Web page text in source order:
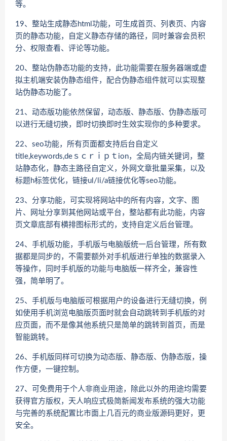
等。
19、整站生成静态html功能，可生成首页、列表页、内容
页的静态功能，自定义静态存储的路径，同时兼容会员积
分、权限查看、评论等功能。
20、整站伪静态功能的支持，此功能需要在服务器端或虚
拟主机端安装伪静态组件，配合伪静态组件就可以实现整
站伪静态功能了。
21、动态版功能依然保留，动态版、静态版、伪静态版可
以进行无缝切换，即时切换即时生效实现你的多种要求。
22、seo功能，所有页面都支持后台自定义
title,keywords,deｓｃｒｉｐｔion，全局内链关键词，整
站静态化，静态主路径自定义，外网文章批量采集，以及
标题h标签优化，链接ul/li/a链接优化等seo功能。
23、分享功能，可实现将网站中的所有内容，文字、图
片、网址分享到其他网站或平台，整站都有此功能，内容
页文章底部有横排图标形式的，支持自定义后台管理。
24、手机版功能，手机版与电脑版统一后台管理，所有数
据都是同步的，不需要额外对手机版进行单独的数据录入
等操作，同时手机版的功能与电脑版一样齐全，兼容性
强，简单明了。
25、手机版与电脑版可根据用户的设备进行无缝切换，例
如使用手机浏览电脑版页面时就会自动跳转到手机版的对
应页面，而不是像其他系统只是简单的跳转到首页，而是
智能跳转。
26、手机版同样可切换为动态版、静态版、伪静态版，操
作方便，一键控制。
27、可免费用于个人非商业用途，除此以外的用途均需要
获得官方版权，天人响应式极简新闻发布系统的强大功能
与完善的系统配置比市面上几百元的商业版源码更好，更
安全。